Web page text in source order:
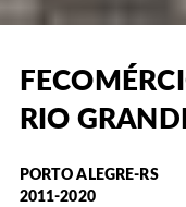
RIO
PORTO ALEGRE-RS
2011-2020